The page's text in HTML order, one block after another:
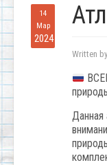
14
Мар
2024
Written by
Данная